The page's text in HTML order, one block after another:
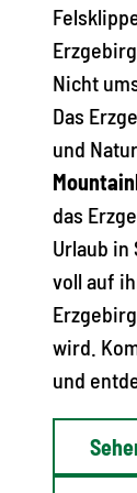
Nicht
Das
und
das
Urlaub
voll auf
wird.
und